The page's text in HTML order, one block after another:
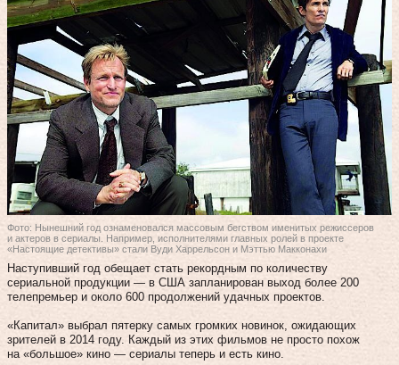
Фото: Нынешний год ознаменовался массовым бегством именитых режиссеров
и актеров в сериалы. Например, исполнителями главных ролей в проекте
«Настоящие детективы» стали Вуди Харрельсон и Мэттью Макконахи
Наступивший год обещает стать рекордным по количеству
сериальной продукции — в США запланирован выход более 200
телепремьер и около 600 продолжений удачных проектов.
«Капитал» выбрал пятерку самых громких новинок, ожидающих
зрителей в 2014 году. Каждый из этих фильмов не просто похож
на «большое» кино — сериалы теперь и есть кино.